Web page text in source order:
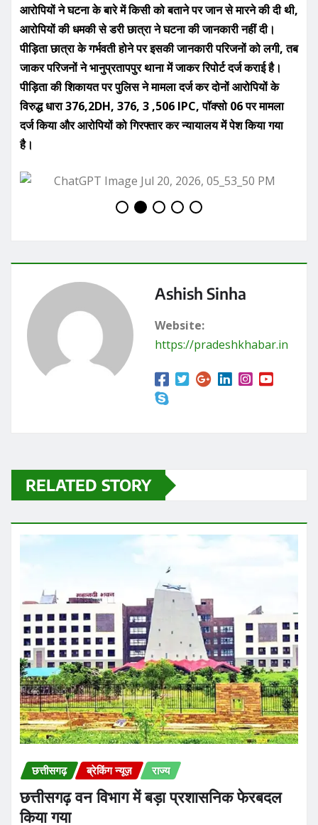
आरोपियों ने घटना के बारे में किसी को बताने पर जान से मारने की दी थी,
आरोपियों की धमकी से डरी छात्रा ने घटना की जानकारी नहीं दी।
पीड़िता छात्रा के गर्भवती होने पर इसकी जानकारी परिजनों को लगी, तब
जाकर परिजनों ने भानुप्रतापपुर थाना में जाकर रिपोर्ट दर्ज कराई है।
पीड़िता की शिकायत पर पुलिस ने मामला दर्ज कर दोनों आरोपियों के
विरुद्ध धारा 376,2DH, 376, 3 ,506 IPC, पॉक्सो 06 पर मामला
दर्ज किया और आरोपियों को गिरफ्तार कर न्यायालय में पेश किया गया
है।
Ashish Sinha
Website:
https://pradeshkhabar.in
RELATED STORY
छत्तीसगढ़ ब्रेकिंग न्यूज़ राज्य
छत्तीसगढ़ वन विभाग में बड़ा प्रशासनिक फेरबदल
किया गया